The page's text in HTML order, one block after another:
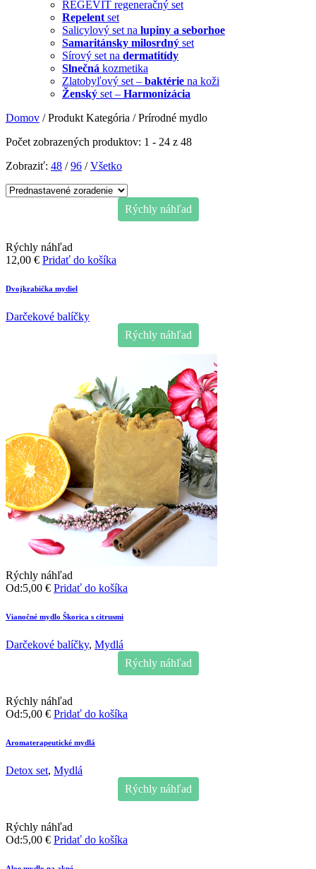
REGEVIT regeneračný set
Repelent set
Salicylový set na lupiny a seborhoe
Samaritánsky milosrdný set
Sírový set na dermatitídy
Slnečná kozmetika
Zlatobyľový set – baktérie na koži
Ženský set – Harmonizácia
Domov / Produkt Kategória / Prírodné mydlo
Počet zobrazených produktov: 1 - 24 z 48
Zobraziť: 48 /96 /Všetko
Rýchly náhľad
Rýchly náhľad
12,00 € Pridať do košíka
Dvojkrabička mydiel
Darčekové balíčky
Rýchly náhľad
Rýchly náhľad
Od:5,00 € Pridať do košíka
Vianočné mydlo Škorica s citrusmi
Darčekové balíčky, Mydlá
Rýchly náhľad
Rýchly náhľad
Od:5,00 € Pridať do košíka
Aromaterapeutické mydlá
Detox set, Mydlá
Rýchly náhľad
Rýchly náhľad
Od:5,00 € Pridať do košíka